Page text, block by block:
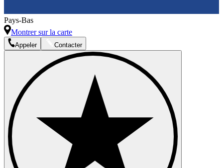
Pays-Bas
Montrer sur la carte
Appeler Contacter